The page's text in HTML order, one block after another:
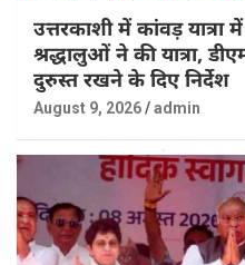
उत्तरकाशी में कांवड़
श्रद्धालुओं ने की यात्रा,
दुरुस्त रखने के दिए निर्देश
August 9, 2026 admin